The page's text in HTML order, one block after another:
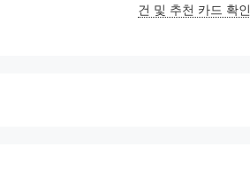
건 및 추천 카드 확인